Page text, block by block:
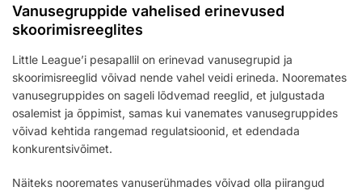
Vanusegruppide vahelised erinevused
skoorimisreeglites
Little League’i pesapallil on erinevad vanusegrupid ja
skoorimisreeglid võivad nende vahel veidi erineda. Nooremates
vanusegruppides on sageli lõdvemad reeglid, et julgustada
osalemist ja õppimist, samas kui vanemates vanusegruppides
võivad kehtida rangemad regulatsioonid, et edendada
konkurentsivõimet.
Näiteks nooremates vanuserühmades võivad olla piirangud